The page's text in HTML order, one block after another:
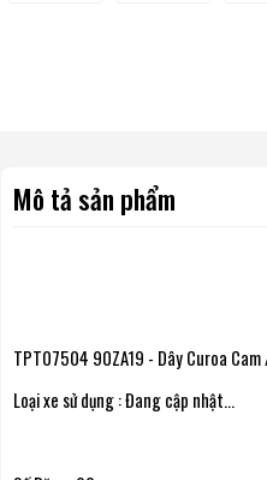
Mô tả sản phẩm
TPT07504 90ZA19 - Dây Curoa
Loại xe sử dụng : Đang cập nhật...